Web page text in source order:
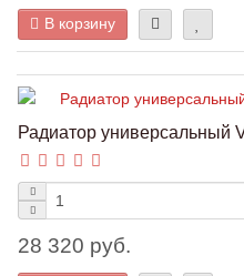
В корзину
Радиатор универсальный
28 320 руб.